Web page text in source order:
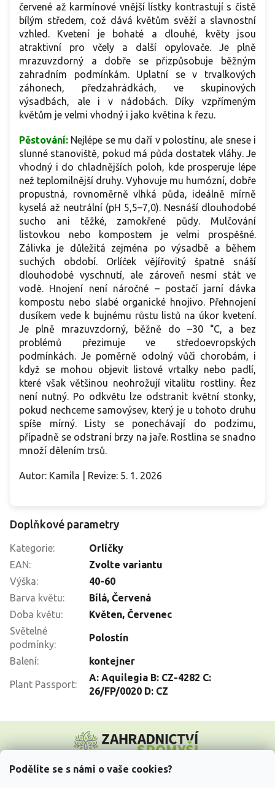
Podělíte se s námi o vaše cookies?
červené až karmínové vnější lístky kontrastují s čistě
bílým středem, což dává květům svěží a slavnostní
vzhled. Kvetení je bohaté a dlouhé, květy jsou
atraktivní pro včely a další opylovače. Je plně
mrazuvzdorný a dobře se přizpůsobuje běžným
zahradním podmínkám. Uplatní se v trvalkových
záhonech, předzahrádkách, ve skupinových
výsadbách, ale i v nádobách. Díky vzpřímeným
květům je velmi vhodný i jako květina k řezu.
Pěstování: Nejlépe se mu daří v polostínu, ale snese i
slunné stanoviště, pokud má půda dostatek vláhy. Je
vhodný i do chladnějších poloh, kde prosperuje lépe
než teplomilnější druhy. Vyhovuje mu humózní, dobře
propustná, rovnoměrně vlhká půda, ideálně mírně
kyselá až neutrální (pH 5,5–7,0). Nesnáší dlouhodobé
sucho ani těžké, zamokřené půdy. Mulčování
listovkou nebo kompostem je velmi prospěšné.
Zálivka je důležitá zejména po výsadbě a během
suchých období. Orlíček vějířovitý špatně snáší
dlouhodobé vyschnutí, ale zároveň nesmí stát ve
vodě. Hnojení není náročné – postačí jarní dávka
kompostu nebo slabé organické hnojivo. Přehnojení
dusíkem vede k bujnému růstu listů na úkor kvetení.
Je plně mrazuvzdorný, běžně do –30 °C, a bez
problémů přezimuje ve středoevropských
podmínkách. Je poměrně odolný vůči chorobám, i
když se mohou objevit listové vrtalky nebo padlí,
které však většinou neohrožují vitalitu rostliny. Řez
není nutný. Po odkvětu lze odstranit květní stonky,
pokud nechceme samovýsev, který je u tohoto druhu
spíše mírný. Listy se ponechávají do podzimu,
případně se odstraní brzy na jaře. Rostlina se snadno
množí dělením trsů.
Autor: Kamila | Revize: 5. 1. 2026
Doplňkové parametry
Kategorie:
Orlíčky
EAN:
Zvolte variantu
Výška:
40-60
Barva květu: Bílá, Červená
Doba květu: Květen, Červenec
Světelné
podmínky:
Polostín
Balení: kontejner
Plant Passport:
A: Aquilegia B: CZ-4282 C:
26/FP/0020 D: CZ
p